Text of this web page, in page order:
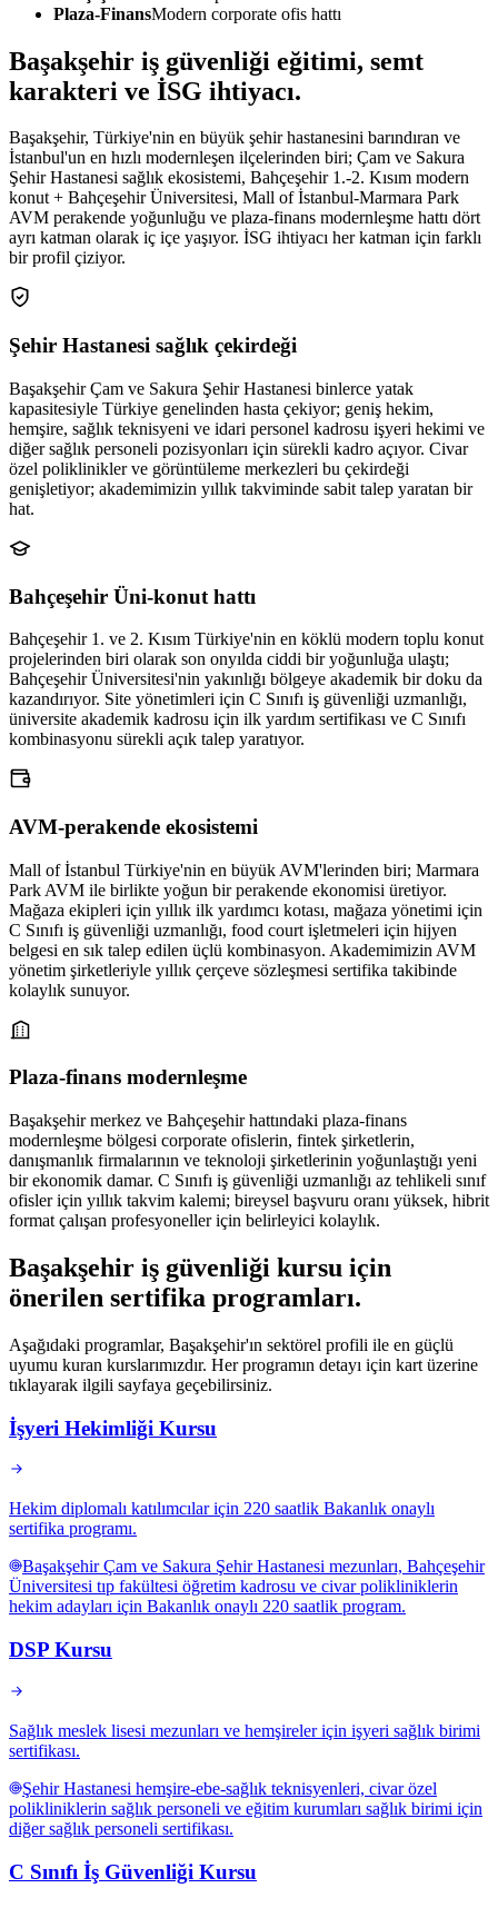
Plaza-FinansModern corporate ofis hattı
Başakşehir iş güvenliği eğitimi, semt
karakteri ve İSG ihtiyacı.
Başakşehir, Türkiye'nin en büyük şehir hastanesini barındıran ve
İstanbul'un en hızlı modernleşen ilçelerinden biri; Çam ve Sakura
Şehir Hastanesi sağlık ekosistemi, Bahçeşehir 1.-2. Kısım modern
konut + Bahçeşehir Üniversitesi, Mall of İstanbul-Marmara Park
AVM perakende yoğunluğu ve plaza-finans modernleşme hattı dört
ayrı katman olarak iç içe yaşıyor. İSG ihtiyacı her katman için farklı
bir profil çiziyor.
Şehir Hastanesi sağlık çekirdeği
Başakşehir Çam ve Sakura Şehir Hastanesi binlerce yatak
kapasitesiyle Türkiye genelinden hasta çekiyor; geniş hekim,
hemşire, sağlık teknisyeni ve idari personel kadrosu işyeri hekimi ve
diğer sağlık personeli pozisyonları için sürekli kadro açıyor. Civar
özel poliklinikler ve görüntüleme merkezleri bu çekirdeği
genişletiyor; akademimizin yıllık takviminde sabit talep yaratan bir
hat.
Bahçeşehir Üni-konut hattı
Bahçeşehir 1. ve 2. Kısım Türkiye'nin en köklü modern toplu konut
projelerinden biri olarak son onyılda ciddi bir yoğunluğa ulaştı;
Bahçeşehir Üniversitesi'nin yakınlığı bölgeye akademik bir doku da
kazandırıyor. Site yönetimleri için C Sınıfı iş güvenliği uzmanlığı,
üniversite akademik kadrosu için ilk yardım sertifikası ve C Sınıfı
kombinasyonu sürekli açık talep yaratıyor.
AVM-perakende ekosistemi
Mall of İstanbul Türkiye'nin en büyük AVM'lerinden biri; Marmara
Park AVM ile birlikte yoğun bir perakende ekonomisi üretiyor.
Mağaza ekipleri için yıllık ilk yardımcı kotası, mağaza yönetimi için
C Sınıfı iş güvenliği uzmanlığı, food court işletmeleri için hijyen
belgesi en sık talep edilen üçlü kombinasyon. Akademimizin AVM
yönetim şirketleriyle yıllık çerçeve sözleşmesi sertifika takibinde
kolaylık sunuyor.
Plaza-finans modernleşme
Başakşehir merkez ve Bahçeşehir hattındaki plaza-finans
modernleşme bölgesi corporate ofislerin, fintek şirketlerin,
danışmanlık firmalarının ve teknoloji şirketlerinin yoğunlaştığı yeni
bir ekonomik damar. C Sınıfı iş güvenliği uzmanlığı az tehlikeli sınıf
ofisler için yıllık takvim kalemi; bireysel başvuru oranı yüksek, hibrit
format çalışan profesyoneller için belirleyici kolaylık.
Başakşehir iş güvenliği kursu için
önerilen sertifika programları.
Aşağıdaki programlar, Başakşehir'ın sektörel profili ile en güçlü
uyumu kuran kurslarımızdır. Her programın detayı için kart üzerine
tıklayarak ilgili sayfaya geçebilirsiniz.
İşyeri Hekimliği Kursu
Hekim diplomalı katılımcılar için 220 saatlik Bakanlık onaylı
sertifika programı.
Başakşehir Çam ve Sakura Şehir Hastanesi mezunları, Bahçeşehir
Üniversitesi tıp fakültesi öğretim kadrosu ve civar polikliniklerin
hekim adayları için Bakanlık onaylı 220 saatlik program.
DSP Kursu
Sağlık meslek lisesi mezunları ve hemşireler için işyeri sağlık birimi
sertifikası.
Şehir Hastanesi hemşire-ebe-sağlık teknisyenleri, civar özel
polikliniklerin sağlık personeli ve eğitim kurumları sağlık birimi için
diğer sağlık personeli sertifikası.
C Sınıfı İş Güvenliği Kursu